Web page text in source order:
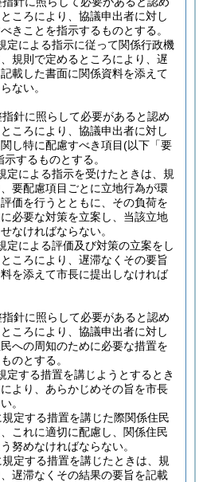
ころにより、協議申出者に対し
きことを指示するものとする。
定による指示に従って関係行政機
規則で定めるところにより、遅
載した書面に関係資料を添えて
ない。
針に照らして必要があると認め
ころにより、協議申出者に対し
し特に配慮すべき項目(以下「要
示するものとする。
定による指示を受けたときは、規
要配慮項目ごとに立地行為が環
価を行うとともに、その負荷を
必要な対策を立案し、当該立地
なければならない。
定による評価及び対策の立案をし
ころにより、遅滞なくその要旨
を添えて市長に提出しなければ
針に照らして必要があると認め
ころにより、協議申出者に対し
への周知のために必要な措置を
のとする。
定する措置を講じようとするとき
より、あらかじめその旨を市長
。
規定する措置を講じた際関係住民
これに適切に配慮し、関係住民
努めなければならない。
規定する措置を講じたときは、規
遅滞なくその結果の要旨を記載